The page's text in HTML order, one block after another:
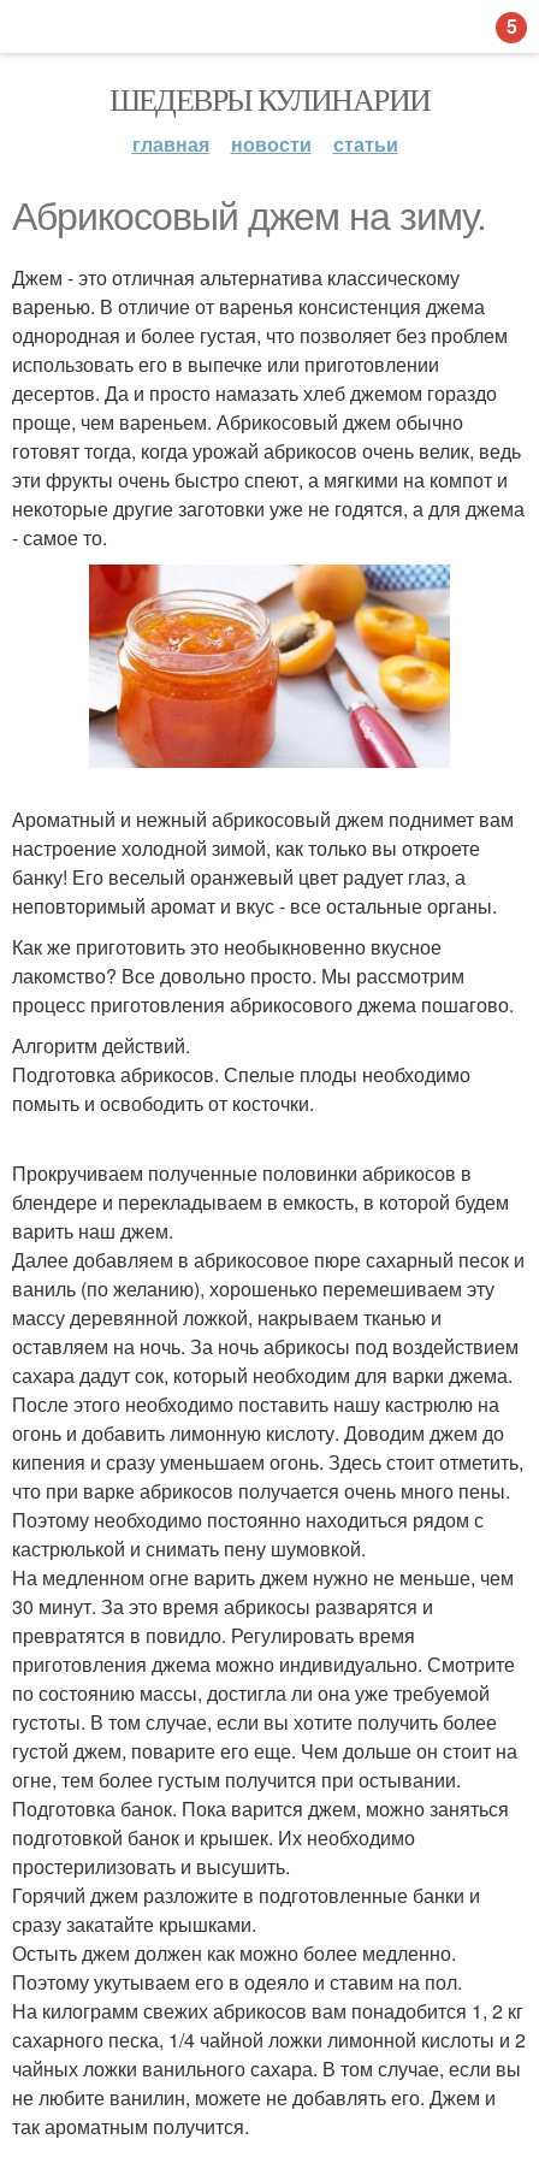
ШЕДЕВРЫ КУЛИНАРИИ
главная новости статьи
Абрикосовый джем на зиму.
Джем - это отличная альтернатива классическому
варенью. В отличие от варенья консистенция джема
однородная и более густая, что позволяет без проблем
использовать его в выпечке или приготовлении
десертов. Да и просто намазать хлеб джемом гораздо
проще, чем вареньем. Абрикосовый джем обычно
готовят тогда, когда урожай абрикосов очень велик, ведь
эти фрукты очень быстро спеют, а мягкими на компот и
некоторые другие заготовки уже не годятся, а для джема
- самое то.
Ароматный и нежный абрикосовый джем поднимет вам
настроение холодной зимой, как только вы откроете
банку! Его веселый оранжевый цвет радует глаз, а
неповторимый аромат и вкус - все остальные органы.
Как же приготовить это необыкновенно вкусное
лакомство? Все довольно просто. Мы рассмотрим
процесс приготовления абрикосового джема пошагово.
Алгоритм действий.
Подготовка абрикосов. Спелые плоды необходимо
помыть и освободить от косточки.
Прокручиваем полученные половинки абрикосов в
блендере и перекладываем в емкость, в которой будем
варить наш джем.
Далее добавляем в абрикосовое пюре сахарный песок и
ваниль (по желанию), хорошенько перемешиваем эту
массу деревянной ложкой, накрываем тканью и
оставляем на ночь. За ночь абрикосы под воздействием
сахара дадут сок, который необходим для варки джема.
После этого необходимо поставить нашу кастрюлю на
огонь и добавить лимонную кислоту. Доводим джем до
кипения и сразу уменьшаем огонь. Здесь стоит отметить,
что при варке абрикосов получается очень много пены.
Поэтому необходимо постоянно находиться рядом с
кастрюлькой и снимать пену шумовкой.
На медленном огне варить джем нужно не меньше, чем
30 минут. За это время абрикосы разварятся и
превратятся в повидло. Регулировать время
приготовления джема можно индивидуально. Смотрите
по состоянию массы, достигла ли она уже требуемой
густоты. В том случае, если вы хотите получить более
густой джем, поварите его еще. Чем дольше он стоит на
огне, тем более густым получится при остывании.
Подготовка банок. Пока варится джем, можно заняться
подготовкой банок и крышек. Их необходимо
простерилизовать и высушить.
Горячий джем разложите в подготовленные банки и
сразу закатайте крышками.
Остыть джем должен как можно более медленно.
Поэтому укутываем его в одеяло и ставим на пол.
На килограмм свежих абрикосов вам понадобится 1, 2 кг
сахарного песка, 1/4 чайной ложки лимонной кислоты и 2
чайных ложки ванильного сахара. В том случае, если вы
не любите ванилин, можете не добавлять его. Джем и
так ароматным получится.
5